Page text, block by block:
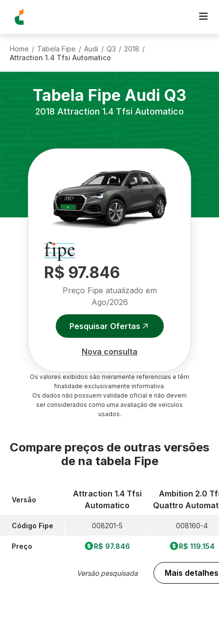
Home / Tabela Fipe / Audi / Q3 / 2018 /
Attraction 1.4 Tfsi Automatico
Tabela Fipe Audi Q3
2018 Attraction 1.4 Tfsi Automatico
R$ 97.846
Preço Fipe atualizado em
Ago/2026
Pesquisar Ofertas
Nova consulta
Os valores exibidos são meramente referenciais e têm
finalidade exclusivamente informativa.
Os dados não possuem validade oficial e não devem
ser considerados como uma avaliação de veículos
usados.
Compare preços de outras versões
de na tabela Fipe
Versão
Código Fipe
Preço
Attraction 1.4 Tfsi
Automatico
008201-5
R$ 97.846
Versão pesquisada
Ambition 2.0
Quattro
008160-4
R$ 119.154
Mais detalhes